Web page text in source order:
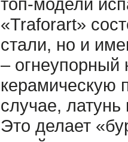
«Traforart»
стали, но и
– огнеупорный
керамическую
случае, латунь
Это делает